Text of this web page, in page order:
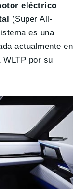
eléctrico
(Super All-
es una
actualmente en
WLTP por su